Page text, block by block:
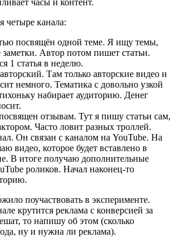
четыре канала:
посвящён одной теме. Я ищу темы,
Автор потом пишет статьи.
1 статья в неделю.
Там только авторские видео и
немного. Тематика с довольно узкой
набирает аудиторию. Денег
отзывам. Тут я пишу статьи сам,
Часто ловит разных троллей.
Он связан с каналом на YouTube. На
видео, которое будет вставлено в
В итоге получаю дополнительные
роликов. Начал наконец-то
поучаствовать в эксперименте.
крутится реклама с конверсией за
то напишу об этом (сколько
ну и нужна ли реклама).